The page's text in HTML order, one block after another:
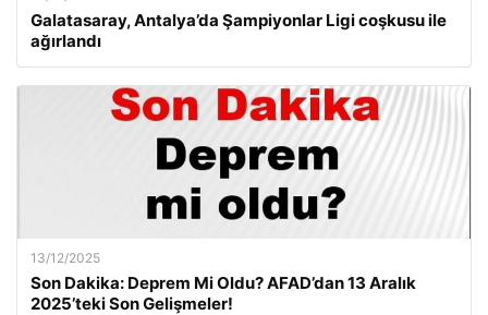
Galatasaray, Antalya’da Şampiyonlar Ligi coşkusu ile
ağırlandı
13/12/2025
Son Dakika: Deprem Mi Oldu? AFAD’dan 13 Aralık
2025’teki Son Gelişmeler!